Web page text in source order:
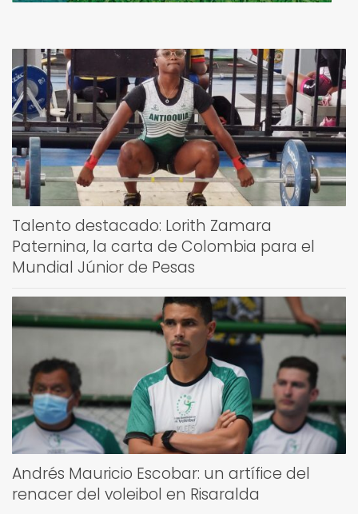
Talento destacado: Lorith Zamara
Paternina, la carta de Colombia para el
Mundial Júnior de Pesas
Andrés Mauricio Escobar: un artífice del
renacer del voleibol en Risaralda